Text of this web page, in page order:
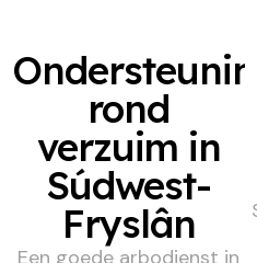
rond
verzuim in
Súdwest-
Fryslân
Een goede arbodienst in